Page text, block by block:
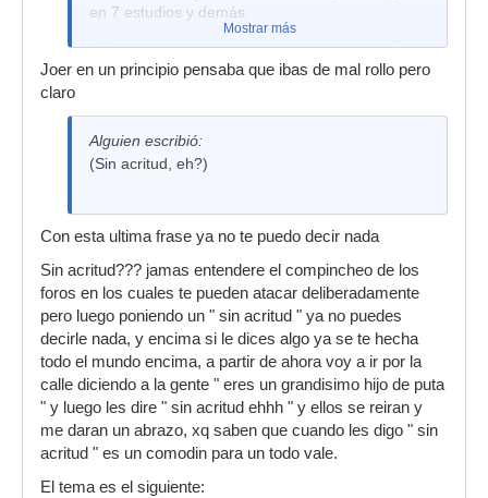
en 7 estudios y demás.
¿Que tú te dedicas profesionalmente a esto?
Perfecto. Gástate la pasta que te de la gana en
Mostrar más
Joer en un principio pensaba que ibas de mal rollo pero
claro
Alguien escribió:
(Sin acritud, eh?)
Con esta ultima frase ya no te puedo decir nada
Sin acritud??? jamas entendere el compincheo de los
foros en los cuales te pueden atacar deliberadamente
pero luego poniendo un " sin acritud " ya no puedes
decirle nada, y encima si le dices algo ya se te hecha
todo el mundo encima, a partir de ahora voy a ir por la
calle diciendo a la gente " eres un grandisimo hijo de puta
" y luego les dire " sin acritud ehhh " y ellos se reiran y
me daran un abrazo, xq saben que cuando les digo " sin
acritud " es un comodin para un todo vale.
El tema es el siguiente: